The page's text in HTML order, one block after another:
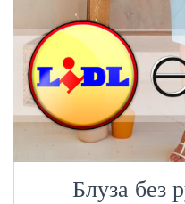
Блуза без